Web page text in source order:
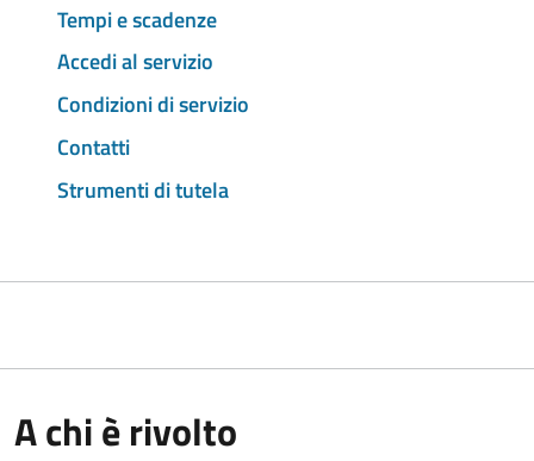
Tempi e scadenze
Accedi al servizio
Condizioni di servizio
Contatti
Strumenti di tutela
A chi è rivolto